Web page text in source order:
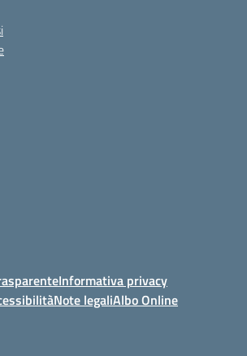
Informativa privacy
Note legaliAlbo Online